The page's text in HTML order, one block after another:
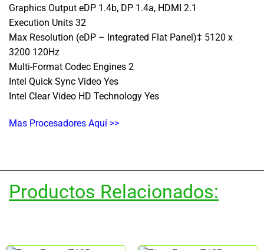
Graphics Output eDP 1.4b, DP 1.4a, HDMI 2.1
Execution Units 32
Max Resolution (eDP – Integrated Flat Panel)‡ 5120 x
3200 120Hz
Multi-Format Codec Engines 2
Intel Quick Sync Video Yes
Intel Clear Video HD Technology Yes
Mas Procesadores Aquí >>
Productos Relacionados: